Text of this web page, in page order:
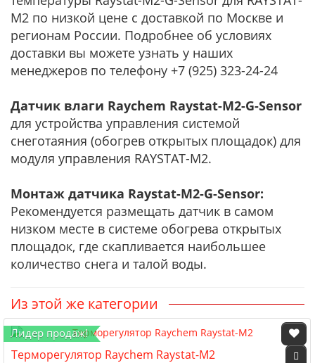
M2 по низкой цене с доставкой по Москве и
регионам России. Подробнее об условиях
доставки вы можете узнать у наших
менеджеров по телефону +7 (925) 323-24-24
Датчик влаги Raychem Raystat-M2-G-Sensor
для устройства управления системой
снеготаяния (обогрев открытых площадок) для
модуля управления RAYSTAT-M2.
Монтаж датчика Raystat-M2-G-Sensor:
Рекомендуется размещать датчик в самом
низком месте в системе обогрева открытых
площадок, где скапливается наибольшее
количество снега и талой воды.
Из этой же категории
Лидер продаж!
Терморегулятор Raychem Raystat-M2